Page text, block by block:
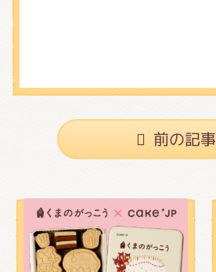
前の記事